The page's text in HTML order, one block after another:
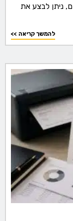
ניתן לבצע את
<< להמשך קריאה